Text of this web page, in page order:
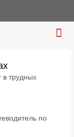
трудных
по